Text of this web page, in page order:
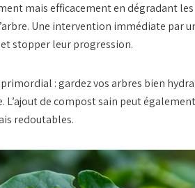
mais efficacement en dégradant
Une intervention immédiate par
stopper leur progression.
: gardez vos arbres bien
L’ajout de compost sain peut
redoutables.